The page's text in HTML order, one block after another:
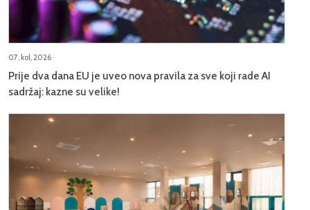
07, kol, 2026
Prije dva dana EU je uveo nova pravila za sve koji rade AI
sadržaj: kazne su velike!